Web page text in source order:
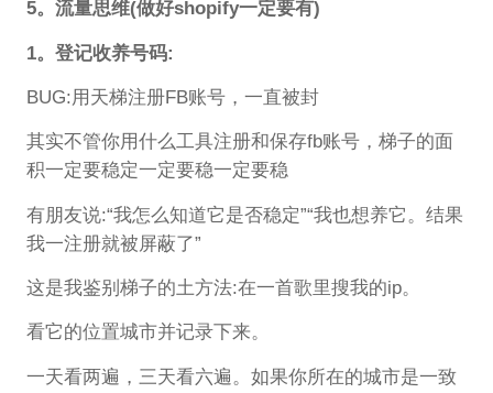
5。流量思维(做好shopify一定要有)
1。登记收养号码:
BUG:用天梯注册FB账号，一直被封
其实不管你用什么工具注册和保存fb账号，梯子的面
积一定要稳定一定要稳一定要稳
有朋友说:“我怎么知道它是否稳定”“我也想养它。结果
我一注册就被屏蔽了”
这是我鉴别梯子的土方法:在一首歌里搜我的ip。
看它的位置城市并记录下来。
一天看两遍，三天看六遍。如果你所在的城市是一致